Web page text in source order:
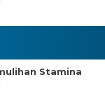
Stamina